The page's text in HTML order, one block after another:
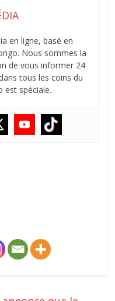
en ligne, basé en
Nous sommes la
de vous informer 24
tous les coins du
est spéciale.